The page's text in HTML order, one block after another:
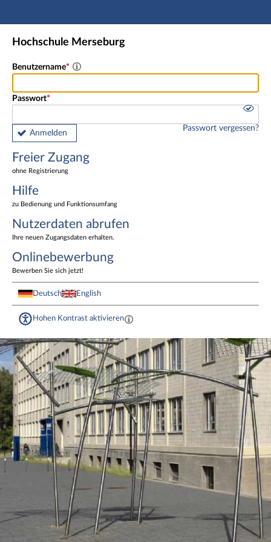
Hauptnavigation
Freier Zugang
Nutzerdaten abrufen
Fußzeile
Hochschule Merseburg
Benutzername
Passwort
Anmelden
Passwort vergessen?
Freier Zugang
ohne Registrierung
Hilfe
zu Bedienung und Funktionsumfang
Nutzerdaten abrufen
Ihre neuen Zugangsdaten erhalten.
Onlinebewerbung
Bewerben Sie sich jetzt!
Deutsch English
Hohen Kontrast aktivieren